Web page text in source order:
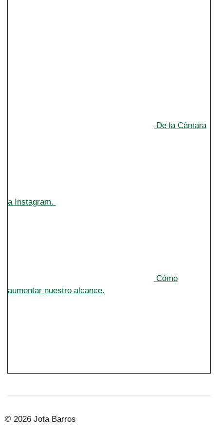
De la Cámara
a Instagram.
Cómo
aumentar nuestro alcance.
© 2026 Jota Barros